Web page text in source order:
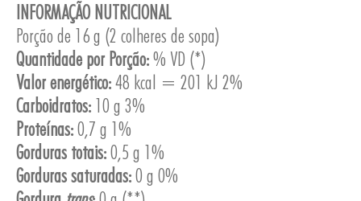
INFORMAÇÃO NUTRICIONAL
Porção de 16 g (2 colheres de sopa)
Quantidade por Porção:% VD (*)
Valor energético:48 kcal = 201 kJ 2%
Carboidratos: 10 g 3%
Proteínas:0,7 g 1%
Gorduras totais:0,5 g 1%
Gorduras saturadas:0 g 0%